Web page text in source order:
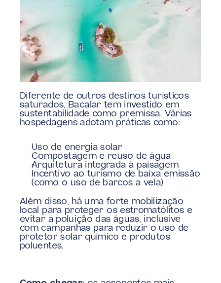
Diferente de outros destinos turísticos
saturados, Bacalar tem investido em
sustentabilidade como premissa. Várias
hospedagens adotam práticas como:
Uso de energia solar
Compostagem e reuso de água
Arquitetura integrada à paisagem
Incentivo ao turismo de baixa emissão
(como o uso de barcos a vela)
Além disso, há uma forte mobilização
local para proteger os estromatólitos e
evitar a poluição das águas, inclusive
com campanhas para reduzir o uso de
protetor solar químico e produtos
poluentes.